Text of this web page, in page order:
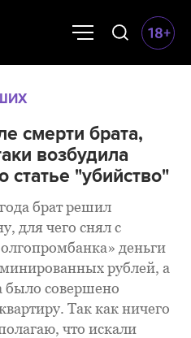
смерти брата,
возбудила
статье "убийство"
брат решил
для чего снял с
деньги
рублей, а
было совершено
Так как ничего
что искали